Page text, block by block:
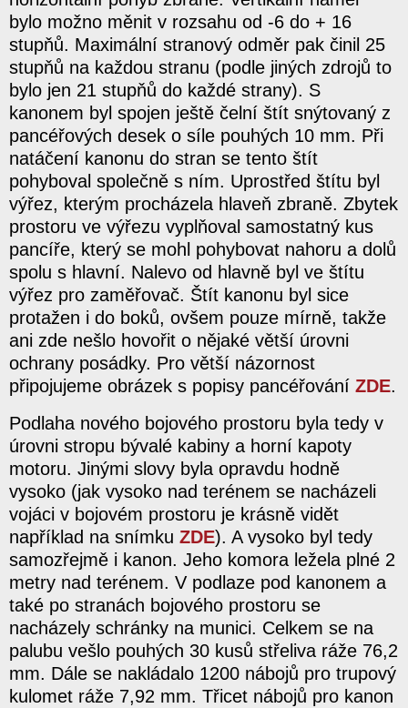
bylo možno měnit v rozsahu od -6 do + 16
stupňů. Maximální stranový odměr pak činil 25
stupňů na každou stranu (podle jiných zdrojů to
bylo jen 21 stupňů do každé strany). S
kanonem byl spojen ještě čelní štít snýtovaný z
pancéřových desek o síle pouhých 10 mm. Při
natáčení kanonu do stran se tento štít
pohyboval společně s ním. Uprostřed štítu byl
výřez, kterým procházela hlaveň zbraně. Zbytek
prostoru ve výřezu vyplňoval samostatný kus
pancíře, který se mohl pohybovat nahoru a dolů
spolu s hlavní. Nalevo od hlavně byl ve štítu
výřez pro zaměřovač. Štít kanonu byl sice
protažen i do boků, ovšem pouze mírně, takže
ani zde nešlo hovořit o nějaké větší úrovni
ochrany posádky. Pro větší názornost
připojujeme obrázek s popisy pancéřování ZDE.
Podlaha nového bojového prostoru byla tedy v
úrovni stropu bývalé kabiny a horní kapoty
motoru. Jinými slovy byla opravdu hodně
vysoko (jak vysoko nad terénem se nacházeli
vojáci v bojovém prostoru je krásně vidět
například na snímku ZDE). A vysoko byl tedy
samozřejmě i kanon. Jeho komora ležela plné 2
metry nad terénem. V podlaze pod kanonem a
také po stranách bojového prostoru se
nacházely schránky na munici. Celkem se na
palubu vešlo pouhých 30 kusů střeliva ráže 76,2
mm. Dále se nakládalo 1200 nábojů pro trupový
kulomet ráže 7,92 mm. Třicet nábojů pro kanon